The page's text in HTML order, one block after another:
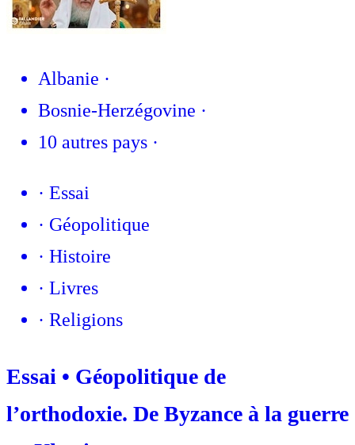
Albanie ·
Bosnie-Herzégovine ·
10 autres pays ·
· Essai
· Géopolitique
· Histoire
· Livres
· Religions
Essai • Géopolitique de
l’orthodoxie. De Byzance à la guerre